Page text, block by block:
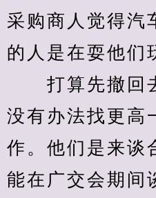
采购商人觉得汽
的人是在耍他们
打算先撤回
没有办法找更高
作。他们是来谈
能在广交会期间